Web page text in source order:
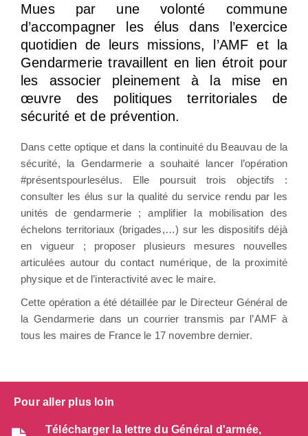
Mues par une volonté commune
d’accompagner les élus dans l’exercice
quotidien de leurs missions, l’AMF et la
Gendarmerie travaillent en lien étroit pour
les associer pleinement à la mise en
œuvre des politiques territoriales de
sécurité et de prévention.
Dans cette optique et dans la continuité du Beauvau de la
sécurité, la Gendarmerie a souhaité lancer l’opération
#présentspourlesélus. Elle poursuit trois objectifs :
consulter les élus sur la qualité du service rendu par les
unités de gendarmerie ; amplifier la mobilisation des
échelons territoriaux (brigades,…) sur les dispositifs déjà
en vigueur ; proposer plusieurs mesures nouvelles
articulées autour du contact numérique, de la proximité
physique et de l’interactivité avec le maire.
Cette opération a été détaillée par le Directeur Général de
la Gendarmerie dans un courrier transmis par l’AMF à
tous les maires de France le 17 novembre dernier.
Pour aller plus loin
Télécharger la lettre du Général d'armée,